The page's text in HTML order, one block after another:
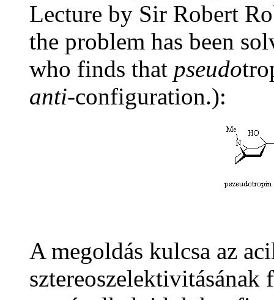
Lecture by Sir Robert
the problem has been
who finds that pseudo
anti-configuration.):
A megoldás kulcsa az
sztereoszelektivitásának